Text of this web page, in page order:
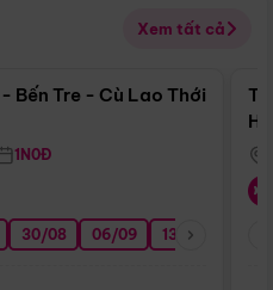
Xem tất cả
Điểm nổi bật
Bến Tre - Cù Lao Thới
1N0Đ
30/08 06/09 13/09